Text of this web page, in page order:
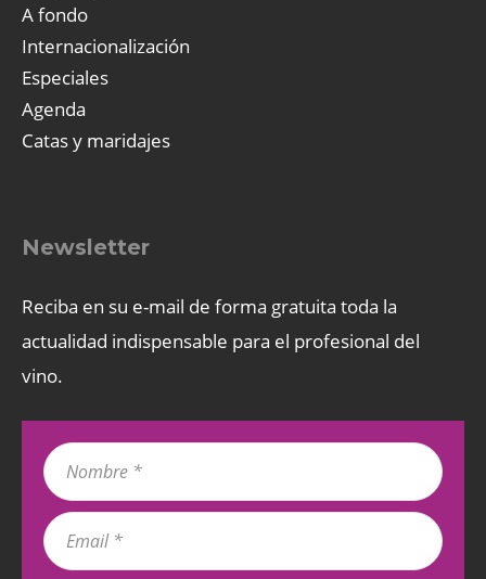
A fondo
Internacionalización
Especiales
Agenda
Catas y maridajes
Newsletter
Reciba en su e-mail de forma gratuita toda la
actualidad indispensable para el profesional del
vino.